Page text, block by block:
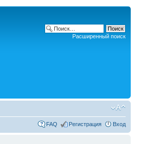
Расширенный поиск
FAQ Регистрация Вход